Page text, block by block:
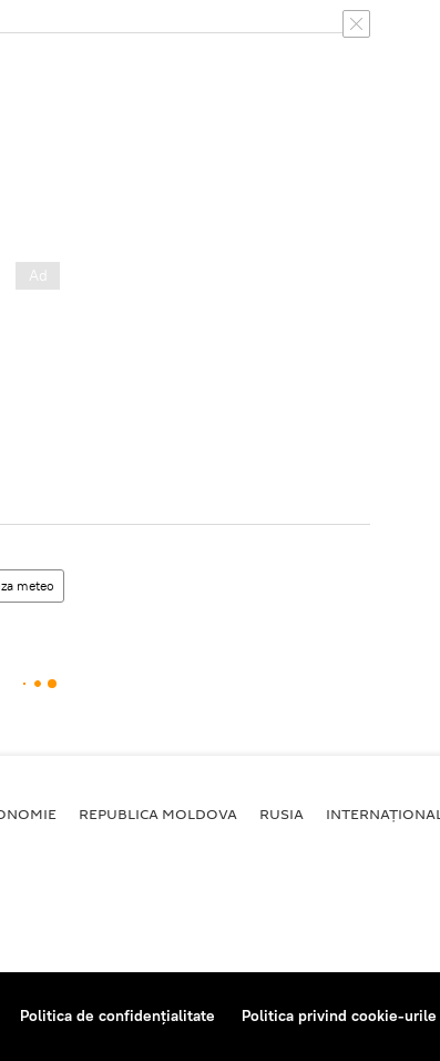
meteo
REPUBLICA MOLDOVA RUSIA INTERNAȚIONAL
Politica de confidențialitate Politica privind cookie-urile